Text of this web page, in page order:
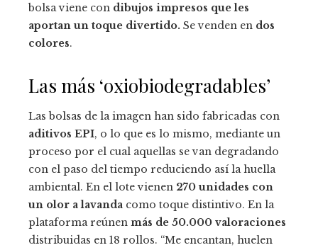
bolsa viene con dibujos impresos que les
aportan un toque divertido. Se venden en dos
colores.
Las más ‘oxiobiodegradables’
Las bolsas de la imagen han sido fabricadas con
aditivos EPI, o lo que es lo mismo, mediante un
proceso por el cual aquellas se van degradando
con el paso del tiempo reduciendo así la huella
ambiental. En el lote vienen 270 unidades con
un olor a lavanda como toque distintivo. En la
plataforma reúnen más de 50.000 valoraciones
distribuidas en 18 rollos. “Me encantan, huelen